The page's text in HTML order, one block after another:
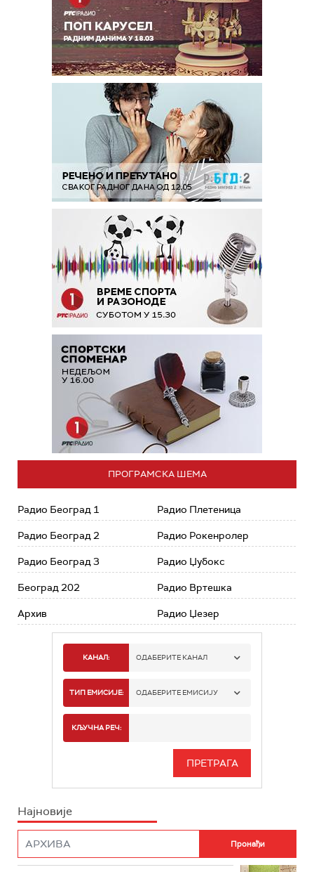
ПРОГРАМСКА ШЕМА
Радио Београд 1
Радио Београд 2
Радио Београд 3
Београд 202
Архив
Радио Плетеница
Радио Рокенролер
Радио Џубокс
Радио Вртешка
Радио Џезер
КАНАЛ: ОДАБЕРИТЕ КАНАЛ
РАДИО БЕОГРАД 1
РАДИО БЕОГРАД 3
РАДИО РОКЕНРОЛЕР
ТИП ЕМИСИЈЕ: ОДАБЕРИТЕ ЕМИСИЈУ
ИНФО
КЉУЧНА РЕЧ:
Најновије